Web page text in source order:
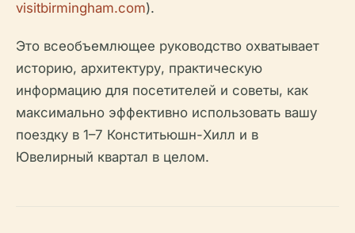
visitbirmingham.com).
Это всеобъемлющее руководство охватывает
историю, архитектуру, практическую
информацию для посетителей и советы, как
максимально эффективно использовать вашу
поездку в 1–7 Конститьюшн-Хилл и в
Ювелирный квартал в целом.